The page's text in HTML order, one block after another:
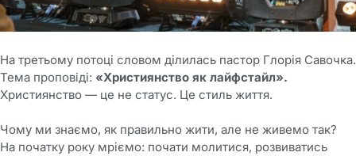
На третьому потоці словом ділилась пастор Глорія Савочка.
Тема проповіді: «Християнство як лайфстайл».
Християнство — це не статус. Це стиль життя.
Чому ми знаємо, як правильно жити, але не живемо так?
На початку року мріємо: почати молитися, розвиватись